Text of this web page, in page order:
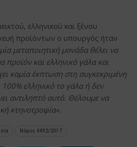
ελληνικού και ξένου
προϊόντων ο υπουργός ήταν
μεταποιητική μονάδα θέλει να
προϊόν και ελληνικό γάλα και
καμία έκπτωση στη συγκεκριμένη
100% ελληνικό το γάλα ή δεν
αντιληπτό αυτό. Θέλουμε να
κτηνοτροφία».
Νόμος 4492/2017